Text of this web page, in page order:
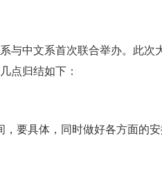
与中文系首次联合举办。此次
点归结如下：
，要具体，同时做好各方面的